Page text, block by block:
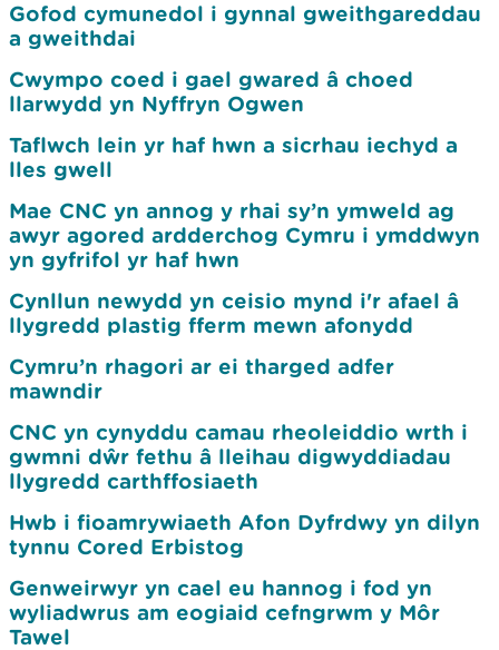
Gofod cymunedol i gynnal gweithgareddau
a gweithdai
Cwympo coed i gael gwared â choed
llarwydd yn Nyffryn Ogwen
Taflwch lein yr haf hwn a sicrhau iechyd a
lles gwell
Mae CNC yn annog y rhai sy’n ymweld ag
awyr agored ardderchog Cymru i ymddwyn
yn gyfrifol yr haf hwn
Cynllun newydd yn ceisio mynd i'r afael â
llygredd plastig fferm mewn afonydd
Cymru’n rhagori ar ei tharged adfer
mawndir
CNC yn cynyddu camau rheoleiddio wrth i
gwmni dŵr fethu â lleihau digwyddiadau
llygredd carthffosiaeth
Hwb i fioamrywiaeth Afon Dyfrdwy yn dilyn
tynnu Cored Erbistog
Genweirwyr yn cael eu hannog i fod yn
wyliadwrus am eogiaid cefngrwm y Môr
Tawel